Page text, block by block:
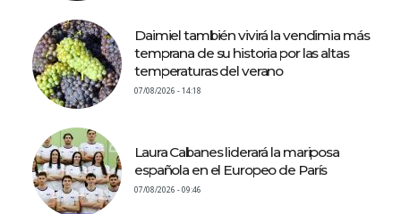
Daimiel también vivirá la vendimia más
temprana de su historia por las altas
temperaturas del verano
07/08/2026 - 14:18
Laura Cabanes liderará la mariposa
española en el Europeo de París
07/08/2026 - 09:46